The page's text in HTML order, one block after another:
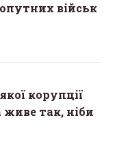
військ
корупції
так, ніби